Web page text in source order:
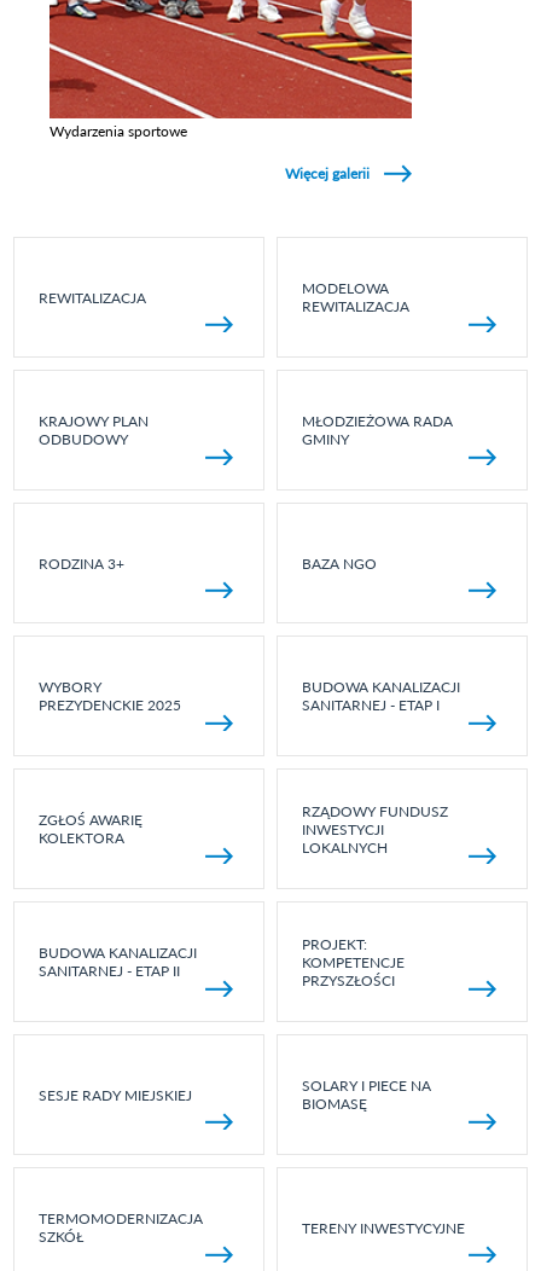
Wydarzenia sportowe
Więcej galerii
REWITALIZACJA
MODELOWA
REWITALIZACJA
KRAJOWY PLAN
ODBUDOWY
MŁODZIEŻOWA RADA
GMINY
RODZINA 3+ BAZA NGO
WYBORY
PREZYDENCKIE 2025
BUDOWA KANALIZACJI
SANITARNEJ - ETAP I
ZGŁOŚ AWARIĘ
KOLEKTORA
RZĄDOWY FUNDUSZ
INWESTYCJI
LOKALNYCH
BUDOWA KANALIZACJI
SANITARNEJ - ETAP II
PROJEKT:
KOMPETENCJE
PRZYSZŁOŚCI
SESJE RADY MIEJSKIEJ
SOLARY I PIECE NA
BIOMASĘ
TERMOMODERNIZACJA
SZKÓŁ
TERENY INWESTYCYJNE